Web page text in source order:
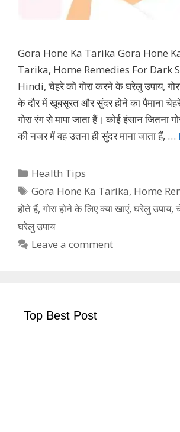
Gora Hone Ka Tarika Gora Hone
Tarika, Home Remedies For Dark
Hindi, चेहरे को गोरा करने के घरेलु उपाय,
के दौर में खूबसूरत और सुंदर होने का पैमाना
गोरा रंग से मापा जाता हैं। कोई इंसान जितना
की नजर में वह उतना ही सुंदर माना जाता हैं, …
Categories
Health Tips
Tags
Gora Hone Ka Tarika, Home
होते हैं, गोरा होने के लिए क्या खाएं, घरेलु उपाय,
घरेलु उपाय
Leave a comment
Top Best Post